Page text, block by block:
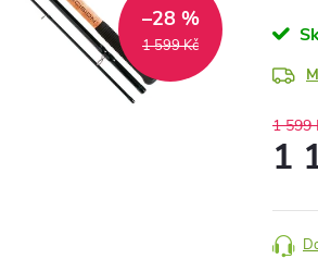
1 599 Kč
–28 %
1 599
1
cena: